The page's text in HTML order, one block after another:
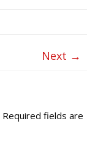
Next →
Required fields are